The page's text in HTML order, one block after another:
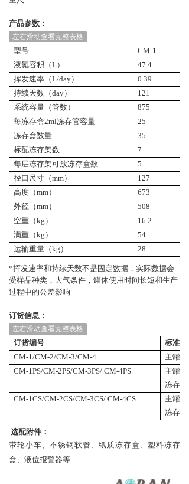
产品参数：
左右滑动查看完整表格
型号 CM-1
液氮容积（L）
47.4
挥发速率（L/day）
0.39
持续天数（day）
121
系统容量（管数）
875
每冻存盒2ml冻存管容量 25
冻存盒数量 35
标配冻存架数 7
每层冻存架可放冻存盒数 5
径口尺寸（mm）
127
高度（mm）
673
外径（mm）
508
空重（kg）
16.2
满重（kg）
54
运输重量（kg）
28
*挥发速率和持续天数不是固定数据，实际数据会
受样品种类，大气条件，罐体使用时间长短和生产
过程中的公差影响
订货信息：
左右滑动查看完整表格
订货编号
标准配
CM-1/CM-2/CM-3/CM-4
主罐
CM-1PS/CM-2PS/CM-3PS/ CM-4PS
主罐
冻存盒
CM-1CS/CM-2CS/CM-3CS/ CM-4CS
主罐
冻存盒
选配附件：
带轮小车、不锈钢软管、纸质冻存盒、塑料冻存
盒、液位报警器等